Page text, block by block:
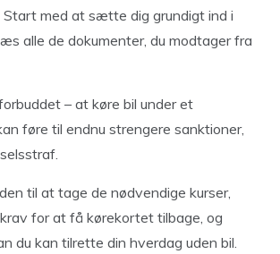
Start med at sætte dig grundigt ind i
alle de dokumenter, du modtager fra
– at køre bil under et
føre til endnu strengere sanktioner,
til at tage de nødvendige kurser,
for at få kørekortet tilbage, og
du kan tilrette din hverdag uden bil.